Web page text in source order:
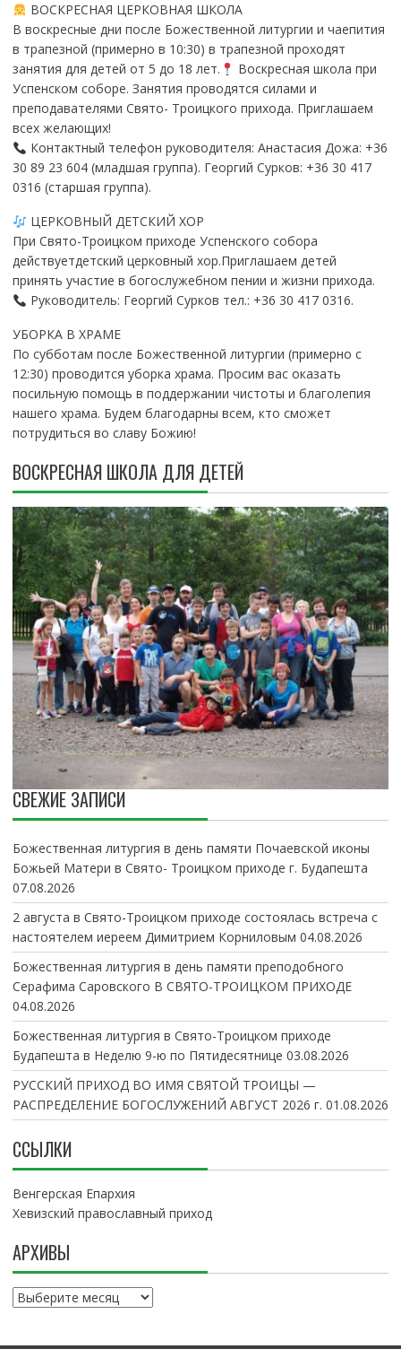
ВОСКРЕСНАЯ ЦЕРКОВНАЯ ШКОЛА
В воскресные дни после Божественной литургии и чаепития
в трапезной (примерно в 10:30) в трапезной проходят
занятия для детей от 5 до 18 лет.
Воскресная школа при
Успенском соборе. Занятия проводятся силами и
преподавателями Свято- Троицкого прихода. Приглашаем
всех желающих!
Контактный телефон руководителя: Анастасия Дожа: +36
30 89 23 604 (младшая группа). Георгий Сурков: +36 30 417
0316 (старшая группа).
ЦЕРКОВНЫЙ ДЕТСКИЙ ХОР
При Свято-Троицком приходе Успенского собора
действуетдетский церковный хор.Приглашаем детей
принять участие в богослужебном пении и жизни прихода.
Руководитель: Георгий Сурков тел.: +36 30 417 0316.
УБОРКА В ХРАМЕ
По субботам после Божественной литургии (примерно с
12:30) проводится уборка храма. Просим вас оказать
посильную помощь в поддержании чистоты и благолепия
нашего храма. Будем благодарны всем, кто сможет
потрудиться во славу Божию!
ВОСКРЕСНАЯ ШКОЛА ДЛЯ ДЕТЕЙ
СВЕЖИЕ ЗАПИСИ
Божественная литургия в день памяти Почаевской иконы
Божьей Матери в Свято- Троицком приходе г. Будапешта
07.08.2026
2 августа в Свято-Троицком приходе состоялась встреча с
настоятелем иереем Димитрием Корниловым 04.08.2026
Божественная литургия в день памяти преподобного
Серафима Саровского В СВЯТО-ТРОИЦКОМ ПРИХОДЕ
04.08.2026
Божественная литургия в Свято-Троицком приходе
Будапешта в Неделю 9-ю по Пятидесятнице 03.08.2026
РУССКИЙ ПРИХОД ВО ИМЯ СВЯТОЙ ТРОИЦЫ —
РАСПРЕДЕЛЕНИЕ БОГОСЛУЖЕНИЙ АВГУСТ 2026 г. 01.08.2026
ССЫЛКИ
Венгерская Епархия
Хевизский православный приход
АРХИВЫ
А